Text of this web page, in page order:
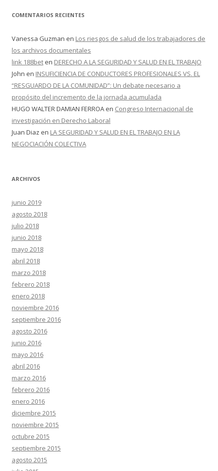
COMENTARIOS RECIENTES
Vanessa Guzman en Los riesgos de salud de los trabajadores de
los archivos documentales
link 188bet en DERECHO A LA SEGURIDAD Y SALUD EN EL TRABAJO
John en INSUFICIENCIA DE CONDUCTORES PROFESIONALES VS. EL
“RESGUARDO DE LA COMUNIDAD”: Un debate necesario a
propósito del incremento de la jornada acumulada
HUGO WALTER DAMIAN FERROA en Congreso Internacional de
investigación en Derecho Laboral
Juan Diaz en LA SEGURIDAD Y SALUD EN EL TRABAJO EN LA
NEGOCIACIÓN COLECTIVA
ARCHIVOS
junio 2019
agosto 2018
julio 2018
junio 2018
mayo 2018
abril 2018
marzo 2018
febrero 2018
enero 2018
noviembre 2016
septiembre 2016
agosto 2016
junio 2016
mayo 2016
abril 2016
marzo 2016
febrero 2016
enero 2016
diciembre 2015
noviembre 2015
octubre 2015
septiembre 2015
agosto 2015